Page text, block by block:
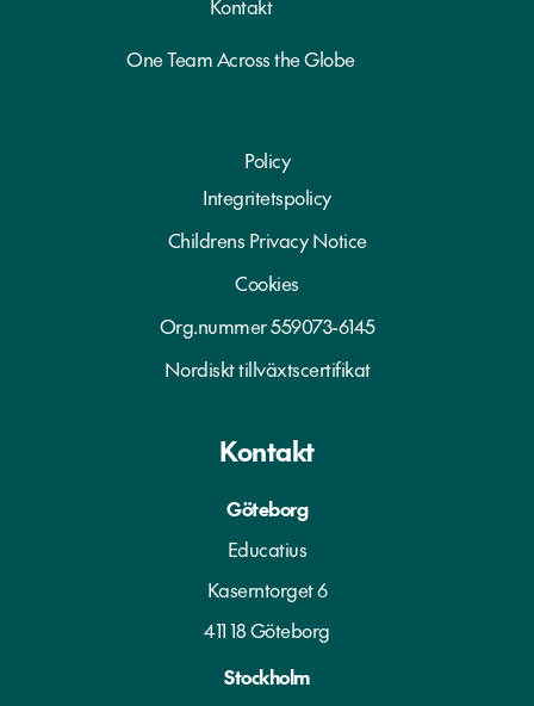
Kontakt
One Team Across the Globe
Policy
Integritetspolicy
Childrens Privacy Notice
Cookies
Org.nummer 559073-6145
Nordiskt tillväxtscertifikat
Kontakt
Göteborg
Educatius
Kaserntorget 6
411 18 Göteborg
Stockholm